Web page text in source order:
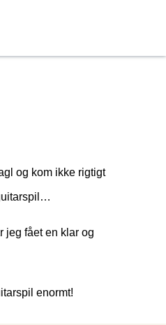
og kom ikke rigtigt
jeg fået en klar og
enormt!